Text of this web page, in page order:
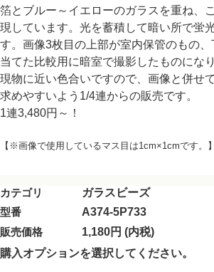
箔とブルー～イエローのガラスを重ね、
現しています。光を蓄積して暗い所で蛍
す。画像3枚目の上部が室内保管のもの
当てた比較用に暗室で撮影したものにな
現物に近い色合いですので、画像と併せ
求めやすいよう1/4連からの販売です。
1連3,480円～！
【※画像で使用しているマス目は1cm×1cmです。】
カテゴリ
ガラスビーズ
型番
A374-5P733
販売価格
1,180円 (内税)
購入オプションを選択してください。